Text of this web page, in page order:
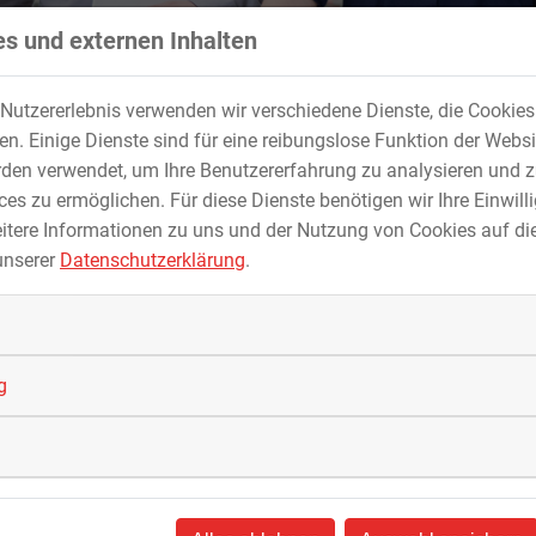
derzeit eine Ausbildung zum Straßenbauer,
einer der Besten im Bezirk Niederbayern des Landesverbands
er die Einladung zu einer Projektwoche im Rahmen der
verbrachte er zusammen mit acht weiteren besonders
und Schwaben fünf Tage im Aus- und
und handwerklich besonders herausforderndes
Straßenbauern dabei helfen, ihre Fähigkeiten weiter
und externen Inhalten
verwenden wir verschiedene Dienste, die
Einige Dienste sind für eine reibungslose Funktion der
verwendet, um Ihre Benutzererfahrung zu analysieren und
zu ermöglichen. Für diese Dienste benötigen wir Ihre
Informationen zu uns und der Nutzung von Cookies auf
Datenschutzerklärung.